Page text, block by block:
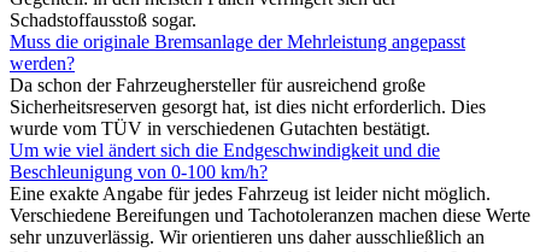
Schadstoffausstoß sogar.
Muss die originale Bremsanlage der Mehrleistung angepasst
werden?
Da schon der Fahrzeughersteller für ausreichend große
Sicherheitsreserven gesorgt hat, ist dies nicht erforderlich. Dies
wurde vom TÜV in verschiedenen Gutachten bestätigt.
Um wie viel ändert sich die Endgeschwindigkeit und die
Beschleunigung von 0-100 km/h?
Eine exakte Angabe für jedes Fahrzeug ist leider nicht möglich.
Verschiedene Bereifungen und Tachotoleranzen machen diese Werte
sehr unzuverlässig. Wir orientieren uns daher ausschließlich an